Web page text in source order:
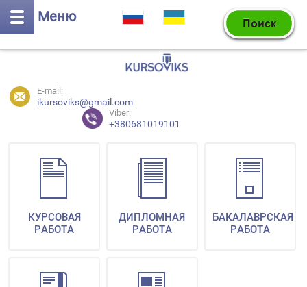
Меню
E-mail:
ikursoviks@gmail.com
Viber:
+380681019101
КУРСОВАЯ
РАБОТА
ДИПЛОМНАЯ
РАБОТА
БАКАЛАВРСКАЯ
РАБОТА